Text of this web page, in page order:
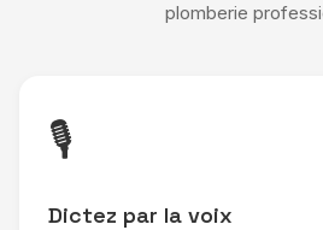
plomberie
🎙
Dictez par la voix